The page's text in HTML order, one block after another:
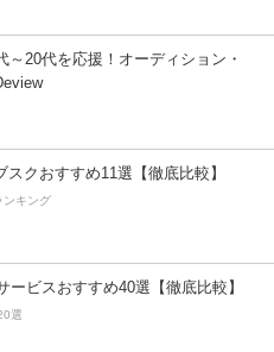
～20代を応援！オーディション・
クおすすめ11選【徹底比較】
ンキング
ービスおすすめ40選【徹底比較】
選